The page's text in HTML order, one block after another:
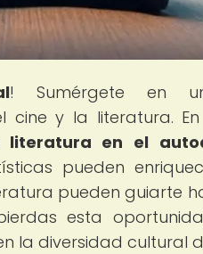
! Sumérgete en
y la literatura.
en el
pueden
pueden guiarte
esta
la diversidad cultural